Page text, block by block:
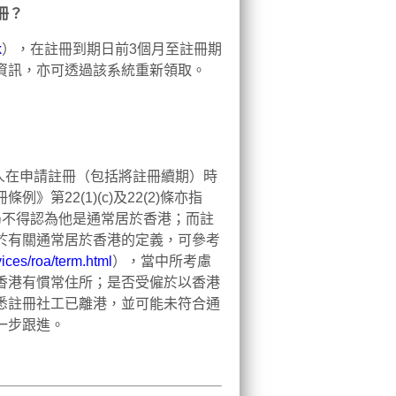
？
），在註冊到期日前3個月至註冊期
，亦可透過該系統重新領取。
申請註冊（包括將註冊續期）時
條例》第22(1)(c)及22(2)條亦指
得認為他是通常居於香港；而註
關通常居於香港的定義，可參考
roa/term.html ），當中所考慮
港有慣常住所；是否受僱於以香港
冊社工已離港，並可能未符合通
步跟進。